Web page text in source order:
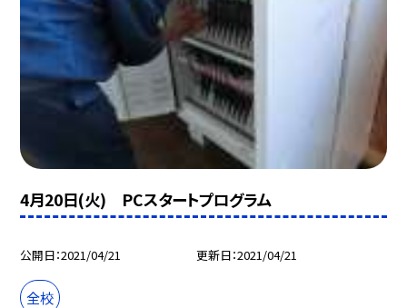
4月20日(火) PCスタートプログラム
公開日 2021/04/21 更新日 2021/04/21
全校